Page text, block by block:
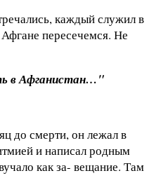
каждый служил в
пересечемся. Не
в Афганистан…"
до смерти, он лежал в
и написал родным
как за- вещание. Там